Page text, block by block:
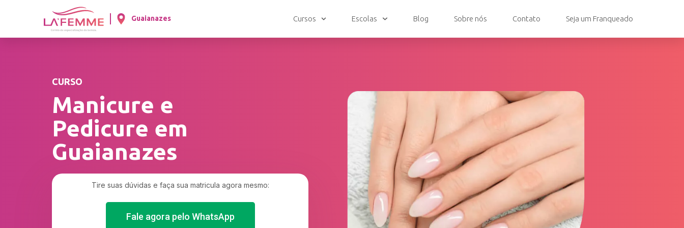
Guaianazes Cursos Escolas Blog Sobre nós Contato Seja um Franqueado
CURSO
Manicure e
Pedicure em
Guaianazes
Tire suas dúvidas e faça sua matricula agora mesmo:
Fale agora pelo WhatsApp